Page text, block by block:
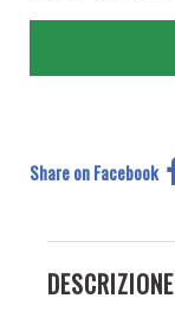
Share on Facebook
DESCRIZIONE